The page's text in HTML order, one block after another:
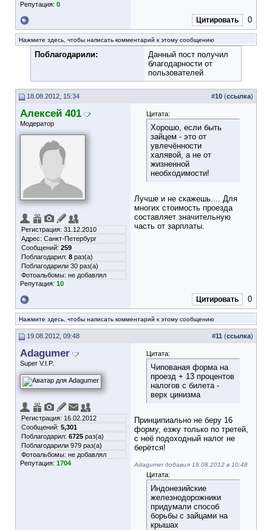
Репутация: 0
Цитировать 0
Нажмите здесь, чтобы написать комментарий к этому сообщению
Поблагодарили:
Данный пост получил
благодарности от
пользователей
18.08.2012, 15:34 #10 (ссылка)
Алексей 401
Модератор
Регистрация: 31.12.2010
Адрес: Санкт-Петербург
Сообщений: 259
Поблагодарил: 8 раз(а)
Поблагодарили 30 раз(а)
Фотоальбомы: не добавлял
Репутация: 10
Цитата:
Хорошо, если быть
зайцем - это от
увлечённости
халявой, а не от
жизненной
необходимости!
Лучше и не скажешь.... Для
многих стоимость проезда
составляет значительную
часть от зарплаты.
Цитировать 0
Нажмите здесь, чтобы написать комментарий к этому сообщению
19.08.2012, 09:48 #11 (ссылка)
Adagumer
Super V.I.P.
Регистрация: 16.02.2012
Сообщений: 5,301
Поблагодарил: 6725 раз(а)
Поблагодарили 979 раз(а)
Фотоальбомы: не добавлял
Репутация: 1704
Цитата:
Чипованая форма на
проезд + 13 процентов
налогов с билета -
верх цинизма
Принципиально не беру 16
форму, езжу только по третей,
с неё подоходный налог не
берётся!
Adagumer добавил 19.08.2012 в 10:48
Цитата:
Индонезийские
железнодорожники
придумали способ
борьбы с зайцами на
крышах